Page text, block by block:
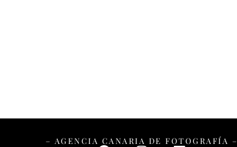
– AGENCIA CANARIA DE FOTOGRAFÍA –